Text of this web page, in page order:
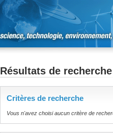
Résultats de recherche
Critères de recherche
Vous n'avez choisi aucun critère de